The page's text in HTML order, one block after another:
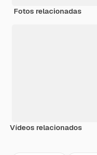
Fotos relacionadas
Vídeos relacionados